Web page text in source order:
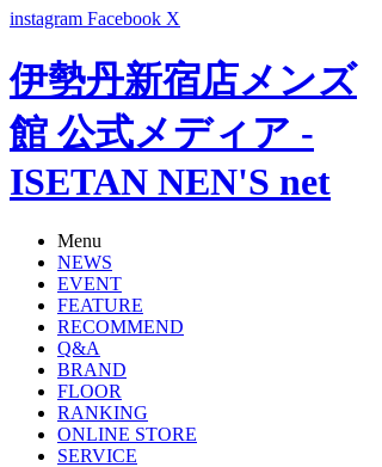
instagram Facebook X
伊勢丹新宿店メンズ
館 公式メディア -
ISETAN NEN'S net
Menu
NEWS
EVENT
FEATURE
RECOMMEND
Q&A
BRAND
FLOOR
RANKING
ONLINE STORE
SERVICE